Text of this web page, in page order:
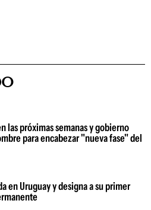
las próximas semanas y gobierno
para encabezar "nueva fase" del
en Uruguay y designa a su primer